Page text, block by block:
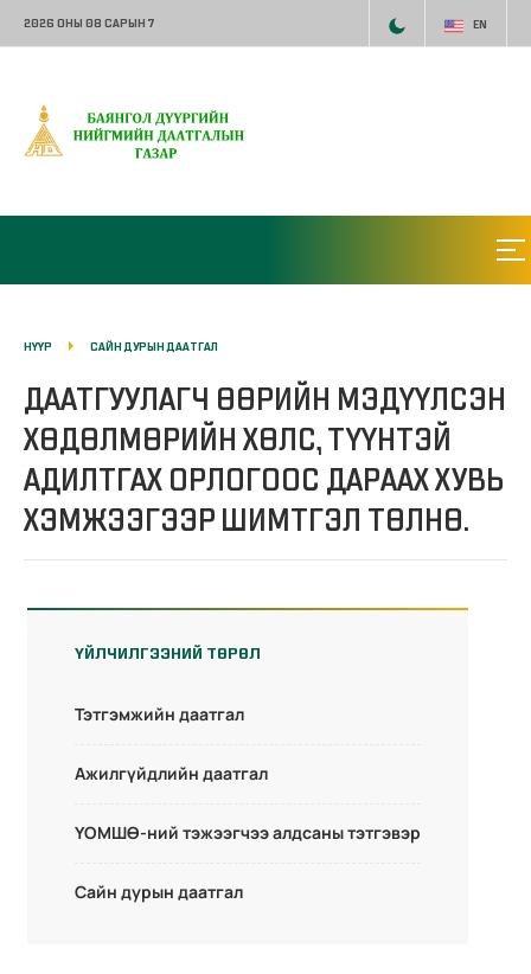
2026 ОНЫ 08 САРЫН 7 EN
НҮҮР САЙН ДУРЫН ДААТГАЛ
ДААТГУУЛАГЧ ӨӨРИЙН МЭДҮҮЛСЭН
ХӨДӨЛМӨРИЙН ХӨЛС, ТҮҮНТЭЙ
АДИЛТГАХ ОРЛОГООС ДАРААХ ХУВЬ
ХЭМЖЭЭГЭЭР ШИМТГЭЛ ТӨЛНӨ.
ҮЙЛЧИЛГЭЭНИЙ ТӨРӨЛ
Тэтгэмжийн даатгал
Ажилгүйдлийн даатгал
ҮОМШӨ-ний тэжээгчээ алдсаны тэтгэвэр
Сайн дурын даатгал